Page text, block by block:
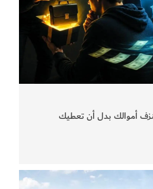
أموالك بدل أن تعطيك